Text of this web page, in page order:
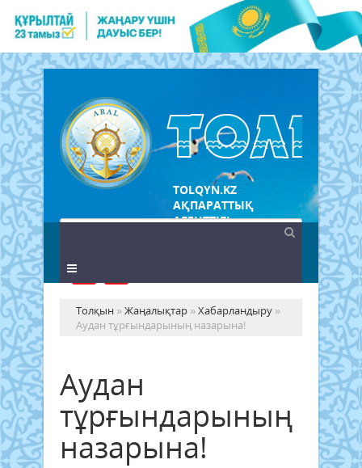
TOLQYN.KZ
АҚПАРАТТЫҚ
АГЕНТТІГІ
Толқын »Жаңалықтар »Хабарландыру »
Аудан тұрғындарының назарына!
Аудан
тұрғындарының
назарына!